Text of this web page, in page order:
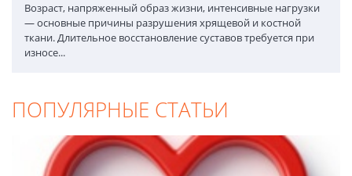
Возраст, напряженный образ жизни, интенсивные нагрузки
— основные причины разрушения хрящевой и костной
ткани. Длительное восстановление суставов требуется при
износе...
ПОПУЛЯРНЫЕ СТАТЬИ